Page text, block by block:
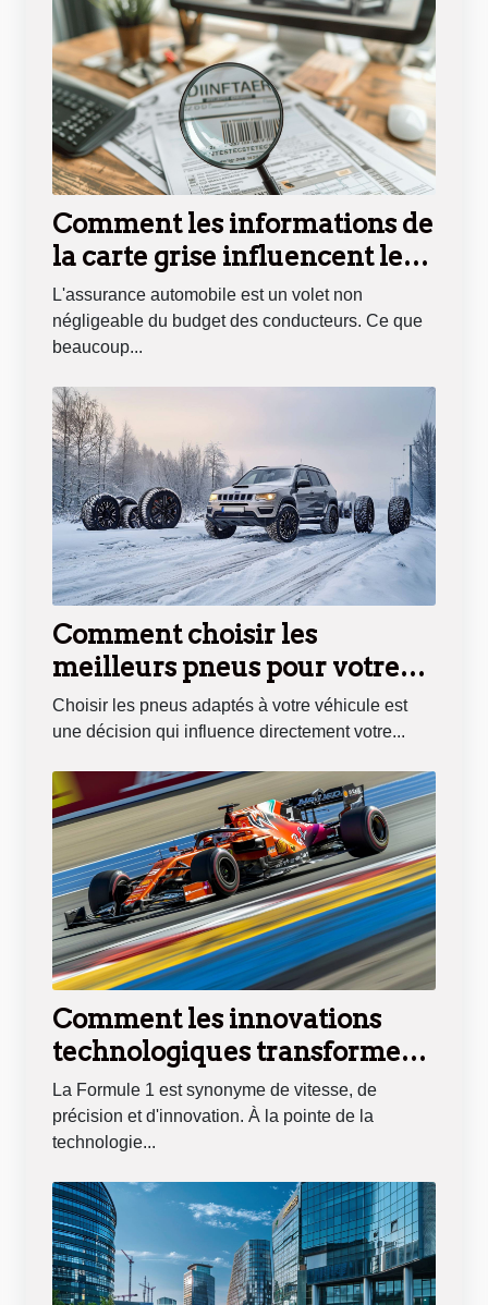
Comment les informations de
la carte grise influencent le
coût de l'assurance ?
L'assurance automobile est un volet non
négligeable du budget des conducteurs. Ce que
beaucoup...
Comment choisir les
meilleurs pneus pour votre
véhicule tout au long de
l'année
Choisir les pneus adaptés à votre véhicule est
une décision qui influence directement votre...
Comment les innovations
technologiques transforment
les compétitions de Formule 1
La Formule 1 est synonyme de vitesse, de
précision et d'innovation. À la pointe de la
technologie...